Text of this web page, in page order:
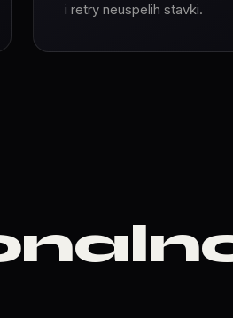
i retry neuspelih stavki.